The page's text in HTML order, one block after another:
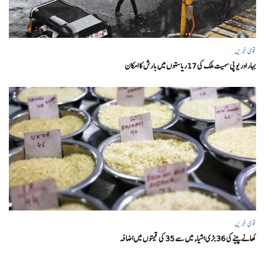
قومی خبریں
بہار اور یو پی سمیت ملک کی 17ریاستوں میں بارش کا امکان
قومی خبریں
کھانے پینے کی 36 بڑی اشیاء میں سے 35 کی قیمتوں میں اضافہ